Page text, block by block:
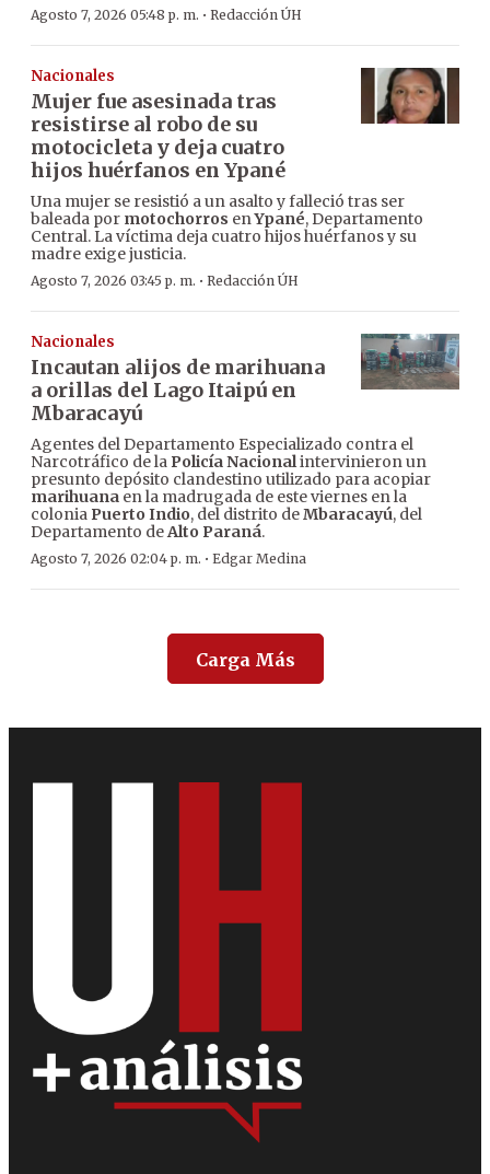
Agosto 7, 2026 05:48 p. m. · Redacción ÚH
Nacionales
Mujer fue asesinada tras
resistirse al robo de su
motocicleta y deja cuatro
hijos huérfanos en Ypané
Una mujer se resistió a un asalto y falleció tras ser
baleada por motochorros enYpané, Departamento
Central. La víctima deja cuatro hijos huérfanos y su
madre exige justicia.
Agosto 7, 2026 03:45 p. m. · Redacción ÚH
Nacionales
Incautan alijos de marihuana
a orillas del Lago Itaipú en
Mbaracayú
Agentes del Departamento Especializado contra el
Narcotráfico de la Policía Nacionalintervinieron un
presunto depósito clandestino utilizado para acopiar
marihuana en la madrugada de este viernes en la
colonia Puerto Indio, del distrito deMbaracayú, del
Departamento deAlto Paraná.
Agosto 7, 2026 02:04 p. m. · Edgar Medina
Carga Más